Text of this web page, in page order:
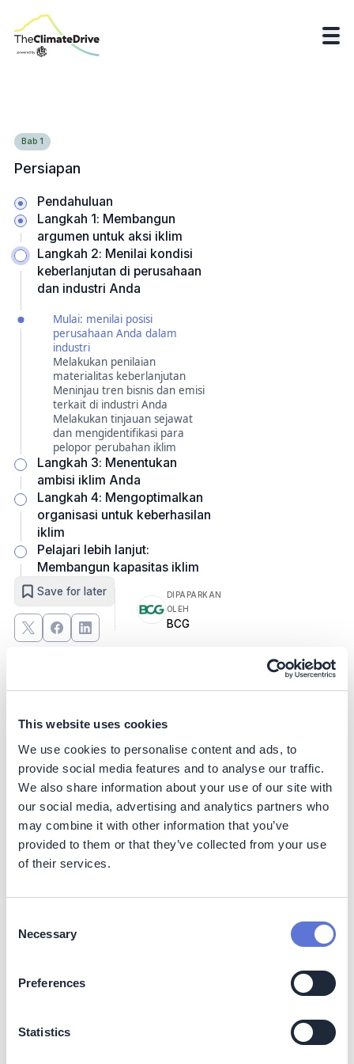
This website uses cookies
We use cookies to personalise content and ads, to
provide social media features and to analyse our traffic.
We also share information about your use of our site with
our social media, advertising and analytics partners who
may combine it with other information that you’ve
provided to them or that they’ve collected from your use
of their services.
Selection
Necessary
Preferences
Statistics
Bab 1
Persiapan
Pendahuluan
Langkah 1: Membangun
argumen untuk aksi iklim
Langkah 2: Menilai kondisi
keberlanjutan di perusahaan
dan industri Anda
Mulai: menilai posisi
perusahaan Anda dalam
industri
Melakukan penilaian
materialitas keberlanjutan
Meninjau tren bisnis dan emisi
terkait di industri Anda
Melakukan tinjauan sejawat
dan mengidentifikasi para
pelopor perubahan iklim
Langkah 3: Menentukan
ambisi iklim Anda
Langkah 4: Mengoptimalkan
organisasi untuk keberhasilan
iklim
Pelajari lebih lanjut:
Membangun kapasitas iklim
Save for later
DIPAPARKAN
OLEH
BCG
Mulai: menilai posisi perusahaan
Bagaimana memahami posisi
organisasi Anda saat ini
Pada langkah ini, Anda akan mempelajari cara
mengevaluasi posisi perusahaan Anda dalam industri
terkait isu iklim dengan melakukan penilaian materialitas
keberlanjutan, meninjau tren industri, dan menganalisis
para pelopor industri. Hal ini akan membantu Anda
yang perlu ditingkatkan selama perjalanan iklim Anda.
1. Melakukan penilaian materialitas keberlanjutan
Melakukan penilaian materialitas keberlanjutan dapat
membantu perusahaan Anda mengidentifikasi area
kepentingan Anda. Dengan melakukan hal ini, dapat
membantu Anda memahami apa yang penting untuk